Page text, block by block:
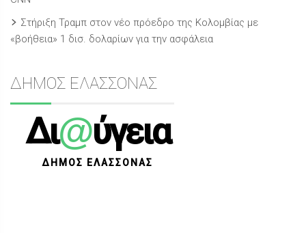
Στήριξη Τραμπ στον νέο πρόεδρο της Κολομβίας με
«βοήθεια» 1 δισ. δολαρίων για την ασφάλεια
ΔΗΜΟΣ ΕΛΑΣΣΟΝΑΣ
Δι@ύγεια
ΔΗΜΟΣ ΕΛΑΣΣΟΝΑΣ